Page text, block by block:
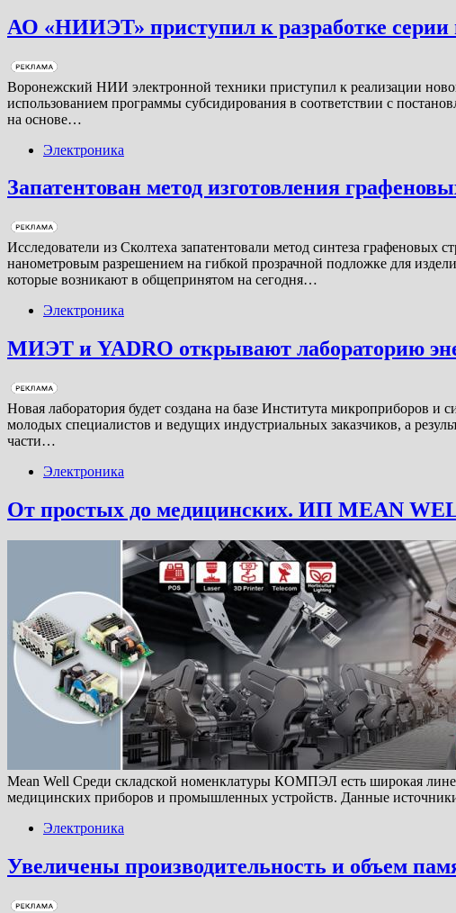
АО «НИИЭТ» приступил к разработке серии
Воронежский НИИ электронной техники приступил к реализации
использованием программы субсидирования в соответствии с
на основе…
Электроника
Запатентован метод изготовления
Исследователи из Сколтеха запатентовали метод синтеза
нанометровым разрешением на гибкой прозрачной подложке для
которые возникают в общепринятом на сегодня…
Электроника
МИЭТ и YADRO открывают лабораторию
Новая лаборатория будет создана на базе Института
молодых специалистов и ведущих индустриальных заказчиков, а
части…
Электроника
От простых до медицинских. ИП MEAN
Mean Well Среди складской номенклатуры КОМПЭЛ есть широкая
медицинских приборов и промышленных устройств. Данные
Электроника
Увеличены производительность и объем